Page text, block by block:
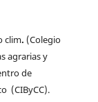
clim. (Colegio
agrarias y
de
(CIByCC).